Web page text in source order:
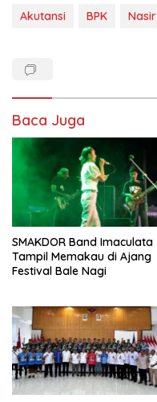
Akutansi BPK Nasir
Baca Juga
SMAKDOR Band Imaculata
Tampil Memakau di Ajang
Festival Bale Nagi